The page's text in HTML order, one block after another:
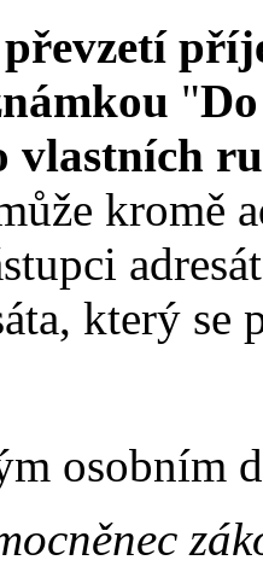
"
vlastních
kromě
který se
osobním